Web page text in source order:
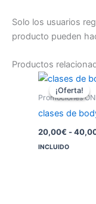
Solo los usuarios
producto pueden
Productos
¡Oferta!
¡Oferta!
Promociones
clases de
20,00€ -
INCLUIDO